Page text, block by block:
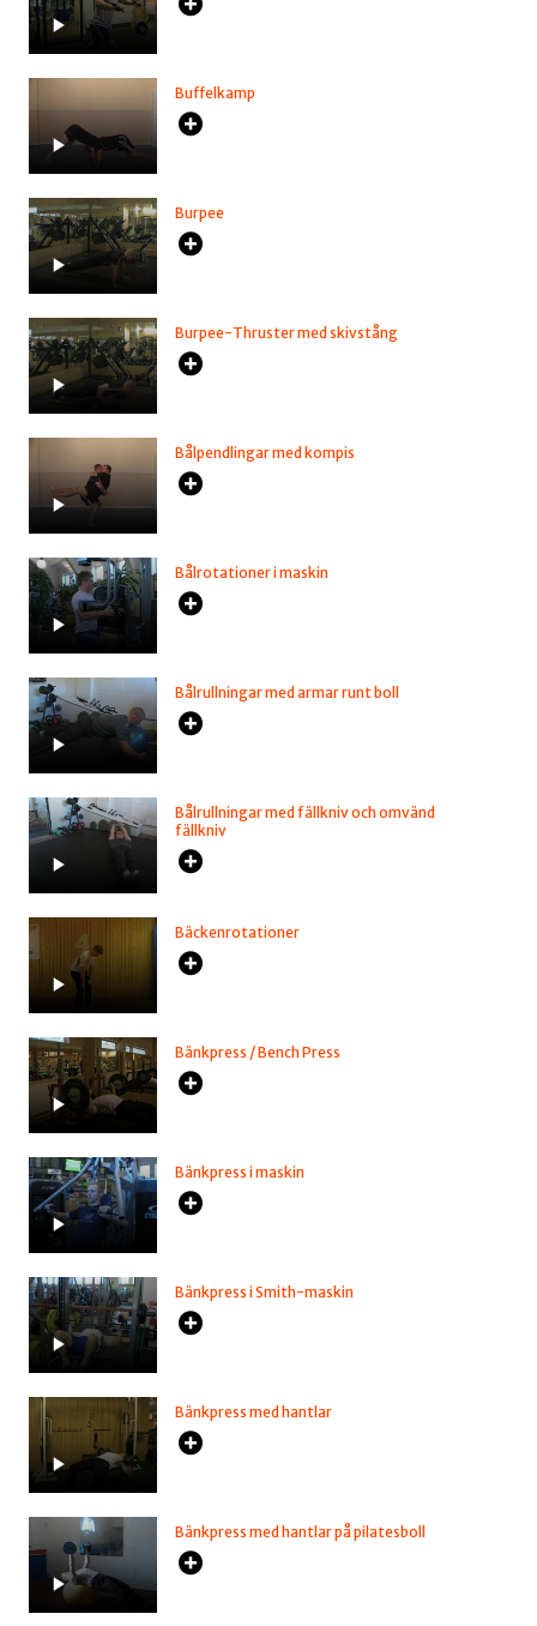
Buffelkamp
Burpee
Burpee-Thruster med skivstång
Bålpendlingar med kompis
Bålrotationer i maskin
Bålrullningar med armar runt boll
Bålrullningar med fällkniv och omvänd
fällkniv
Bäckenrotationer
Bänkpress / Bench Press
Bänkpress i maskin
Bänkpress i Smith-maskin
Bänkpress med hantlar
Bänkpress med hantlar på pilatesboll